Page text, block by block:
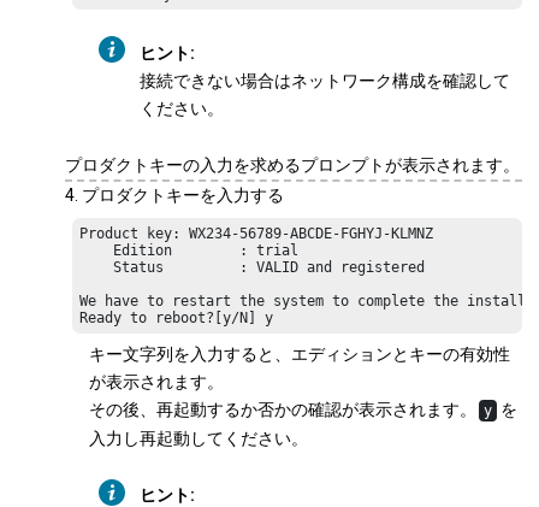
ヒント:
接続できない場合はネットワーク構成を確認して
ください。
プロダクトキーの入力を求めるプロンプトが表示されます。
プロダクトキーを入力する
Product key: WX234-56789-ABCDE-FGHYJ-KLMNZ
    Edition        : trial
    Status         : VALID and registered
We have to restart the system to complete the
Ready to reboot?[y/N] y
キー文字列を入力すると、エディションとキーの有効性
が表示されます。
その後、再起動するか否かの確認が表示されます。
y を
入力し再起動してください。
ヒント: